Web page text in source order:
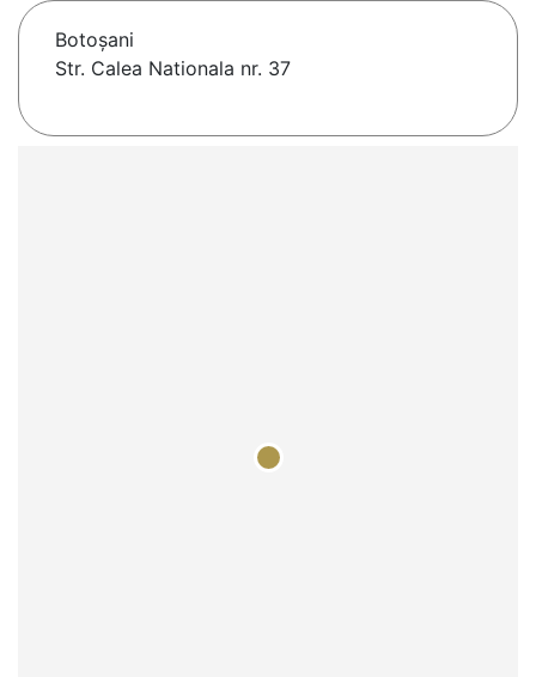
Botoşani
Str. Calea Nationala nr. 37